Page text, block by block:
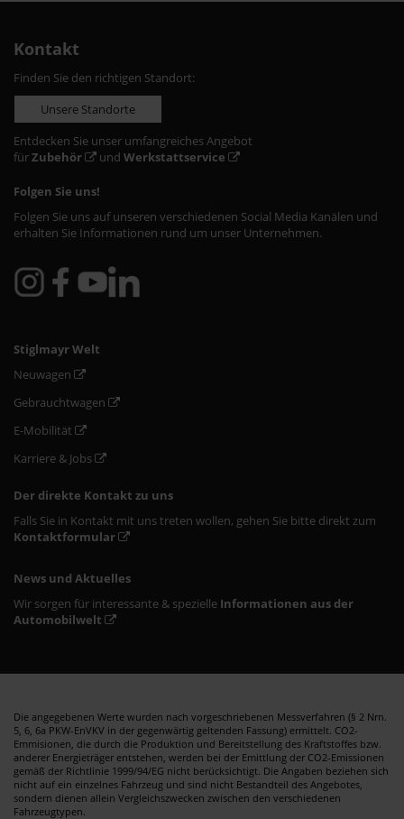
Kontakt
Finden Sie den richtigen Standort:
Unsere Standorte
Entdecken Sie unser umfangreiches Angebot
fürZubehör und Werkstattservice
Folgen Sie uns!
Folgen Sie uns auf unseren verschiedenen Social Media Kanälen und
erhalten Sie Informationen rund um unser Unternehmen.
Stiglmayr Welt
Neuwagen
Gebrauchtwagen
E-Mobilität
Karriere & Jobs
Der direkte Kontakt zu uns
Falls Sie in Kontakt mit uns treten wollen, gehen Sie bitte direkt zum
Kontaktformular
News und Aktuelles
Wir sorgen für interessante & spezielle Informationen aus der
Automobilwelt
Die angegebenen Werte wurden nach vorgeschriebenen Messverfahren (§ 2 Nrn.
5, 6, 6a PKW-EnVKV in der gegenwärtig geltenden Fassung) ermittelt. CO2-
Emmisionen, die durch die Produktion und Bereitstellung des Kraftstoffes bzw.
anderer Energieträger entstehen, werden bei der Emittlung der CO2-Emissionen
gemäß der Richtlinie 1999/94/EG nicht berücksichtigt. Die Angaben beziehen sich
nicht auf ein einzelnes Fahrzeug und sind nicht Bestandteil des Angebotes,
sondern dienen allein Vergleichszwecken zwischen den verschiedenen
Fahrzeugtypen.